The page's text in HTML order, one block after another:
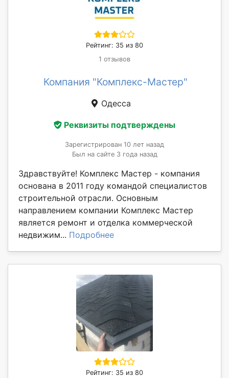
Рейтинг: 35 из 80
1 отзывов
Компания "Комплекс-Мастер"
Одесса
Реквизиты подтверждены
Зарегистрирован 10 лет назад
Был на сайте 3 года назад
Здравствуйте! Комплекс Мастер - компания
основана в 2011 году командой специалистов
строительной отрасли. Основным
направлением компании Комплекс Мастер
является ремонт и отделка коммерческой
недвижим... Подробнее
Рейтинг: 35 из 80